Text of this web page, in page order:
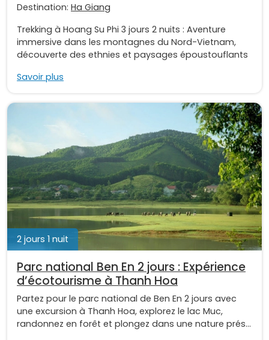
Destination: Ha Giang
Trekking à Hoang Su Phi 3 jours 2 nuits : Aventure
immersive dans les montagnes du Nord-Vietnam,
découverte des ethnies et paysages époustouflants
Savoir plus
2 jours 1 nuit
Parc national Ben En 2 jours : Expérience
d’écotourisme à Thanh Hoa
Partez pour le parc national de Ben En 2 jours avec
une excursion à Thanh Hoa, explorez le lac Muc,
randonnez en forêt et plongez dans une nature prés...